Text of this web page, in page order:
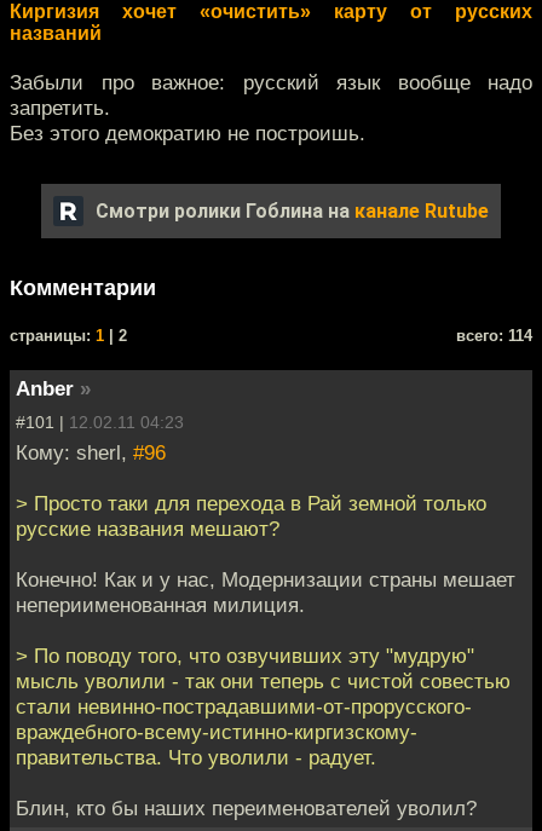
Киргизия хочет «очистить» карту от русских
названий
Забыли про важное: русский язык вообще надо
запретить.
Без этого демократию не построишь.
Смотри ролики Гоблина на канале Rutube
Комментарии
cтраницы: 1 | 2 всего: 114
Anber »
#101 | 12.02.11 04:23
Кому: sherl, #96
> Просто таки для перехода в Рай земной только
русские названия мешают?
Конечно! Как и у нас, Модернизации страны мешает
непериименованная милиция.
> По поводу того, что озвучивших эту "мудрую"
мысль уволили - так они теперь с чистой совестью
стали невинно-пострадавшими-от-прорусского-
враждебного-всему-истинно-киргизскому-
правительства. Что уволили - радует.
Блин, кто бы наших переименователей уволил?